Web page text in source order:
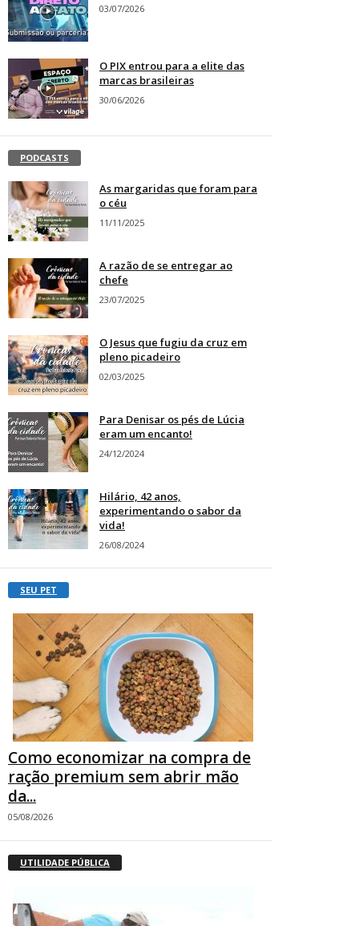
03/07/2026
O PIX entrou para a elite das
marcas brasileiras
30/06/2026
PODCASTS
As margaridas que foram para
o céu
11/11/2025
A razão de se entregar ao
chefe
23/07/2025
O Jesus que fugiu da cruz em
pleno picadeiro
02/03/2025
Para Denisar os pés de Lúcia
eram um encanto!
24/12/2024
Hilário, 42 anos,
experimentando o sabor da
vida!
26/08/2024
SEU PET
Como economizar na compra de
ração premium sem abrir mão
da...
05/08/2026
UTILIDADE PÚBLICA